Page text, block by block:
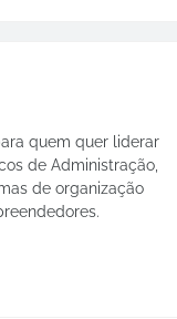
quem quer liderar
de Administração,
de organização